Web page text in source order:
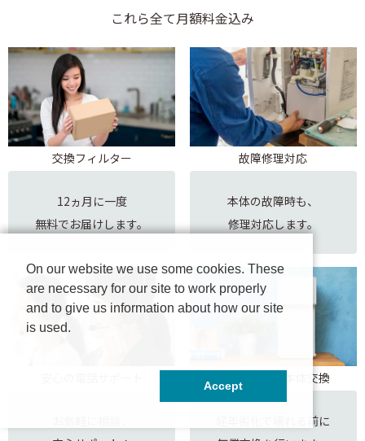
これら全て月額料金込み
交換フィルター
12ヵ月に一度
無料でお届けします。
故障修理対応
本体の故障時も、
修理対応します。
経年劣化時の本体交換
経年劣化で壊れる前に
On our website we use some cookies. These
are necessary for our site to work properly
and to give us information about how our site
is used.
Accept